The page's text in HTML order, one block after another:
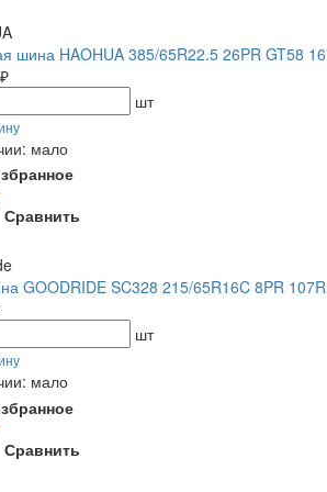
шина HAOHUA 385/65R22.5 26PR GT58
шт
мало
Сравнить
GOODRIDE SC328 215/65R16C 8PR
шт
мало
Сравнить